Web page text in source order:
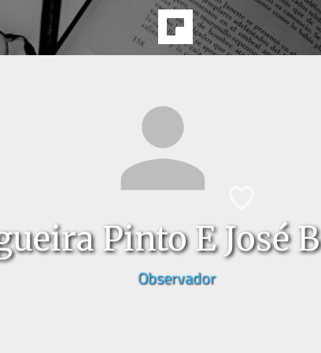
Pinto E José
Observador